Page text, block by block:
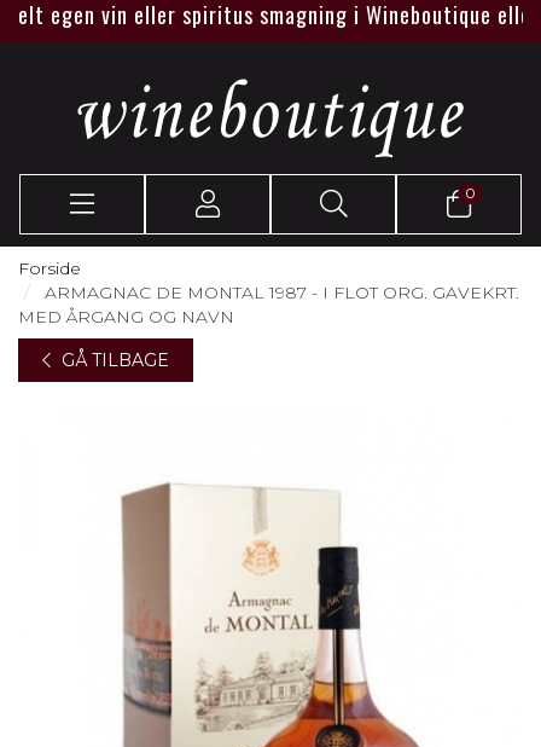
vin eller spiritus smagning i Wineboutique eller
0
Forside
ARMAGNAC DE MONTAL 1987 - I FLOT ORG. GAVEKRT.
MED ÅRGANG OG NAVN
GÅ TILBAGE